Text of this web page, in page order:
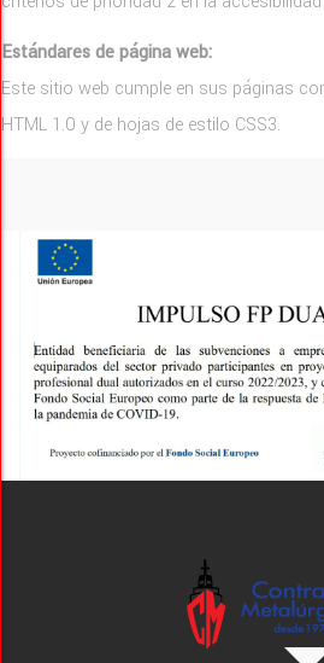
Estándares de página web:
Este sitio web cumple en sus páginas
HTML 1.0 y de hojas de estilo CSS3.